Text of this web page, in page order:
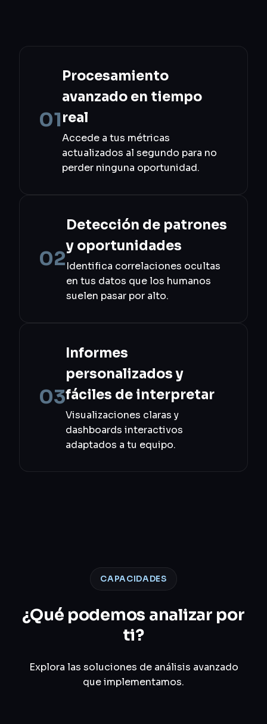
01
Procesamiento
avanzado en tiempo
real
Accede a tus métricas
actualizados al segundo para no
perder ninguna oportunidad.
02
Detección de patrones
y oportunidades
Identifica correlaciones ocultas
en tus datos que los humanos
suelen pasar por alto.
03
Informes
personalizados y
fáciles de interpretar
Visualizaciones claras y
dashboards interactivos
adaptados a tu equipo.
CAPACIDADES
¿Qué podemos analizar por
ti?
Explora las soluciones de análisis avanzado
que implementamos.